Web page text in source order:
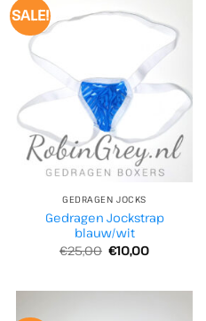
SALE!
GEDRAGEN JOCKS
Gedragen Jockstrap
blauw/wit
€25,00 Oorspronkelijke
prijs
€10,00Huidige